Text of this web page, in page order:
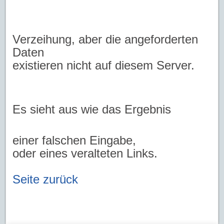
Verzeihung, aber die angeforderten
Daten
existieren nicht auf diesem Server.
Es sieht aus wie das Ergebnis
einer falschen Eingabe,
oder eines veralteten Links.
Seite zurück